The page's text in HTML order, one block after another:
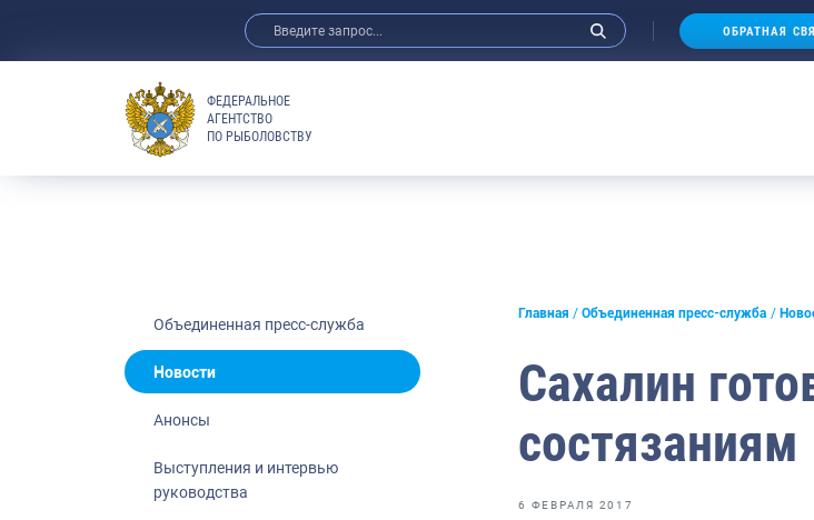
Анонсы
Отраслевые СМИ
Выставки и конференции
Рыбоохрана России
Отрасль в цифрах
ОБРАТНАЯ
ФЕДЕРАЛЬНОЕ
АГЕНТСТВО
ПО РЫБОЛОВСТВУ
Объединенная пресс-служба
Новости
Анонсы
Выступления и интервью
руководства
Главная Объединенная пресс-служба
Сахалин
состязаниям
6 ФЕВРАЛЯ 2017